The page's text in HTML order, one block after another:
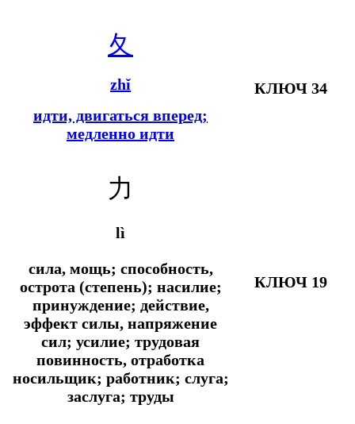
夂
zhǐ
идти, двигаться вперед;
медленно идти
КЛЮЧ 34
力
lì
сила, мощь; способность,
острота (степень); насилие;
принуждение; действие,
эффект силы, напряжение
сил; усилие; трудовая
повинность, отработка
носильщик; работник; слуга;
заслуга; труды
КЛЮЧ 19